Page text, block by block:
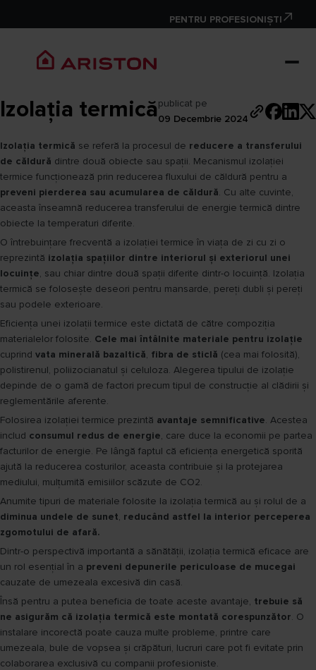
PENTRU PROFESIONIȘTI
Izolația termicăpublicat pe
09 Decembrie 2024
Izolația termică se referă la procesul de reducere a transferului
de căldură dintre două obiecte sau spații. Mecanismul izolației
termice funcționează prin reducerea fluxului de căldură pentru a
preveni pierderea sau acumularea de căldură. Cu alte cuvinte,
aceasta înseamnă reducerea transferului de energie termică dintre
obiecte la temperaturi diferite.
O întrebuințare frecventă a izolației termice în viața de zi cu zi o
reprezintă izolația spațiilor dintre interiorul și exteriorul unei
locuințe, sau chiar dintre două spații diferite dintr-o locuință. Izolația
termică se folosește deseori pentru mansarde, pereți dubli și pereți
sau podele exterioare.
Eficiența unei izolații termice este dictată de către compoziția
materialelor folosite. Cele mai întâlnite materiale pentru izolație
cuprind vata minerală bazaltică, fibra de sticlă (cea mai folosită),
polistirenul, poliizocianatul și celuloza. Alegerea tipului de izolație
depinde de o gamă de factori precum tipul de construcție al clădirii și
reglementările aferente.
Folosirea izolației termice prezintă avantaje semnificative. Acestea
includ consumul redus de energie, care duce la economii pe partea
facturilor de energie. Pe lângă faptul că eficiența energetică sporită
ajută la reducerea costurilor, aceasta contribuie și la protejarea
mediului, mulțumită emisiilor scăzute de CO2.
Anumite tipuri de materiale folosite la izolația termică au și rolul de a
diminua undele de sunet, reducând astfel la interior perceperea
zgomotului de afară.
Dintr-o perspectivă importantă a sănătății, izolația termică eficace are
un rol esențial în a preveni depunerile periculoase de mucegai
cauzate de umezeala excesivă din casă.
Însă pentru a putea beneficia de toate aceste avantaje, trebuie să
ne asigurăm că izolația termică este montată corespunzător. O
instalare incorectă poate cauza multe probleme, printre care
umezeala, bule de vopsea și crăpături, lucruri care pot fi evitate prin
colaborarea exclusivă cu companii profesioniste.